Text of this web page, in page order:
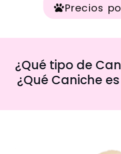
Precios
¿Qué tipo de
¿Qué Caniche